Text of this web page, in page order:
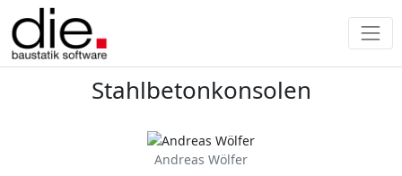
Stahlbetonkonsolen
Andreas Wölfer